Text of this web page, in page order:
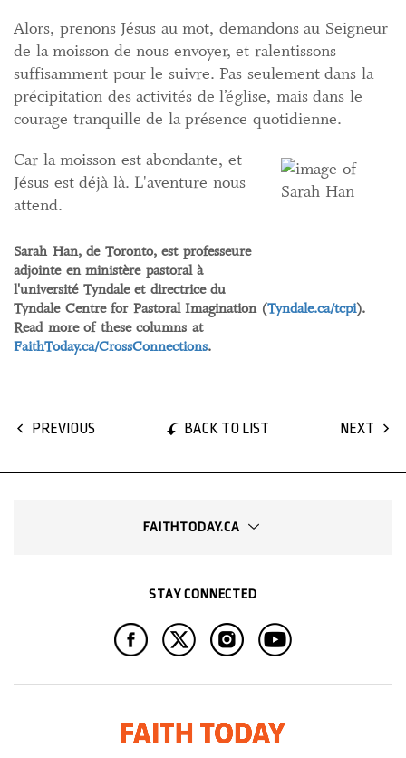
Alors, prenons Jésus au mot, demandons au Seigneur
de la moisson de nous envoyer, et ralentissons
suffisamment pour le suivre. Pas seulement dans la
précipitation des activités de l’église, mais dans le
courage tranquille de la présence quotidienne.
Car la moisson est abondante, et
Jésus est déjà là. L'aventure nous
attend.
Sarah Han, de Toronto, est professeure
adjointe en ministère pastoral à
l'université Tyndale et directrice du
Tyndale Centre for Pastoral Imagination (Tyndale.ca/tcpi).
Read more of these columns at
FaithToday.ca/CrossConnections.
PREVIOUS BACK TO LIST NEXT
FAITHTODAY.CA
STAY CONNECTED